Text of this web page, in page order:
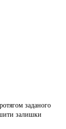
заданого
залишки